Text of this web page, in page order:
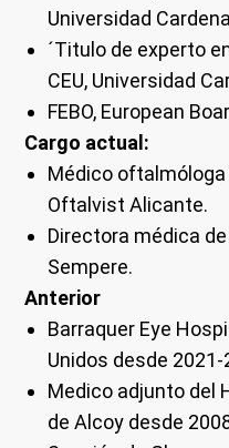
Universidad
´Titulo de experto
CEU, Universidad
FEBO, European
Cargo actual:
Médico oftalmóloga
Oftalvist Alicante.
Directora médica
Sempere.
Anterior
Barraquer Eye
Unidos desde 2021-
Medico adjunto del
de Alcoy desde